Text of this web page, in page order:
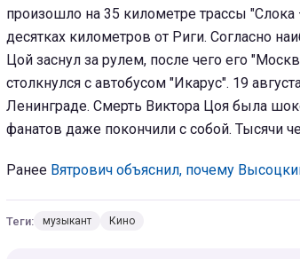
произошло на 35 километре трассы
десятках километров от Риги. Согласно
Цой заснул за рулем, после чего его
столкнулся с автобусом "Икарус". 19
Ленинграде. Смерть Виктора Цоя была
фанатов даже покончили с собой. Тысячи
Ранее Вятрович объяснил, почему
Теги: музыкант Кино